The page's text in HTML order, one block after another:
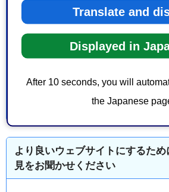
Translate and
Displayed in
After 10 seconds, you will
the Japanese
保健福祉長寿局健康福祉部障害者支
電話番号：054-221-1098
より良いウェブサイトにするた
見をお聞かせください